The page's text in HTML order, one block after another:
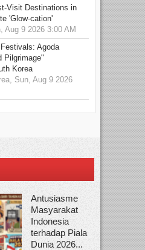
Visit Destinations in
'Glow-cation'
Aug 9 2026 3:00 AM
Agoda
Pilgrimage"
Korea
Sun, Aug 9 2026
Antusiasme
Masyarakat
Indonesia
terhadap Piala
Dunia 2026...